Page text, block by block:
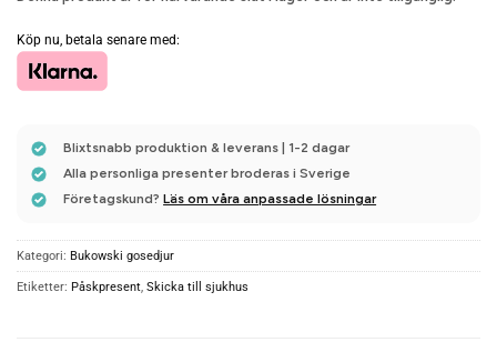
Köp nu, betala senare med:
Blixtsnabb produktion & leverans | 1-2 dagar
Alla personliga presenter broderas i Sverige
Företagskund?Läs om våra anpassade lösningar
Kategori: Bukowski gosedjur
Etiketter: Påskpresent, Skicka till sjukhus